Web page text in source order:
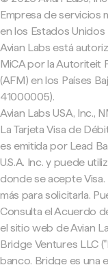
Empresa de servicios
en los Estados Unidos
Avian Labs está
MiCA por la Autoriteit
(AFM) en los Países
41000005).
Avian Labs USA, Inc.,
La Tarjeta Visa de
es emitida por Lead
U.S.A. Inc. y puede
donde se acepte
más para solicitarla.
Consulta el Acuerdo
el sitio web de Avian
Bridge Ventures LLC
banco. Bridge es una